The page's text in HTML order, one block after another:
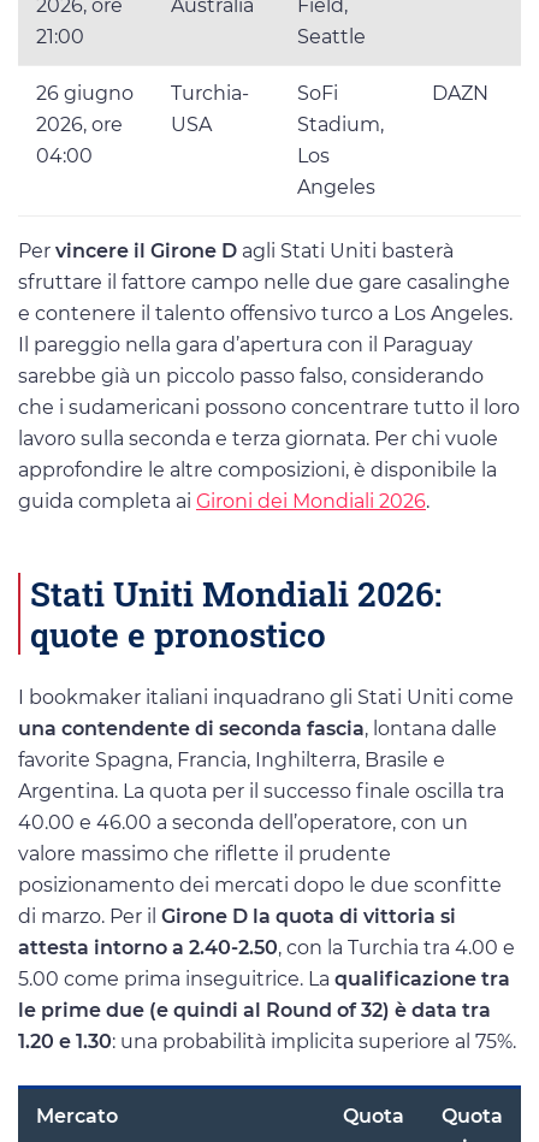
2026, ore
21:00
Australia
Field,
Seattle
26 giugno
2026, ore
04:00
Turchia-
USA
SoFi
Stadium,
Los
Angeles
DAZN
Per vincere il Girone D agli Stati Uniti basterà
sfruttare il fattore campo nelle due gare casalinghe
e contenere il talento offensivo turco a Los Angeles.
Il pareggio nella gara d’apertura con il Paraguay
sarebbe già un piccolo passo falso, considerando
che i sudamericani possono concentrare tutto il loro
lavoro sulla seconda e terza giornata. Per chi vuole
approfondire le altre composizioni, è disponibile la
guida completa ai Gironi dei Mondiali 2026.
Stati Uniti Mondiali 2026:
quote e pronostico
I bookmaker italiani inquadrano gli Stati Uniti come
una contendente di seconda fascia, lontana dalle
favorite Spagna, Francia, Inghilterra, Brasile e
Argentina. La quota per il successo finale oscilla tra
40.00 e 46.00 a seconda dell’operatore, con un
valore massimo che riflette il prudente
posizionamento dei mercati dopo le due sconfitte
di marzo. Per il Girone D la quota di vittoria si
attesta intorno a 2.40-2.50, con la Turchia tra 4.00 e
5.00 come prima inseguitrice. La qualificazione tra
le prime due (e quindi al Round of 32) è data tra
1.20 e 1.30: una probabilità implicita superiore al 75%.
Mercato
Quota
Quota